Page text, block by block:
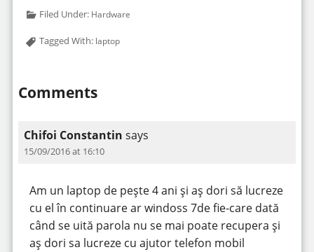
Filed Under: Hardware
Tagged With: laptop
Comments
Chifoi Constantin says
15/09/2016 at 16:10
Am un laptop de pește 4 ani și aș dori să lucreze
cu el în continuare ar windoss 7de fie-care dată
când se uită parola nu se mai poate recupera și
aș dori sa lucreze cu ajutor telefon mobil